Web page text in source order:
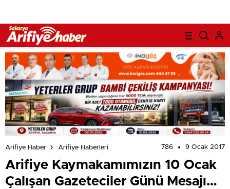
Arifiye Haber Arifiye Haberleri 786 9 Ocak 2017
Arifiye Kaymakamımızın 10 Ocak
Çalışan Gazeteciler Günü Mesajı…